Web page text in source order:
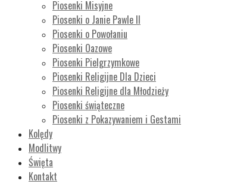
Piosenki Misyjne
Piosenki o Janie Pawle II
Piosenki o Powołaniu
Piosenki Oazowe
Piosenki Pielgrzymkowe
Piosenki Religijne Dla Dzieci
Piosenki Religijne dla Młodzieży
Piosenki świąteczne
Piosenki z Pokazywaniem i Gestami
Kolędy
Modlitwy
Święta
Kontakt